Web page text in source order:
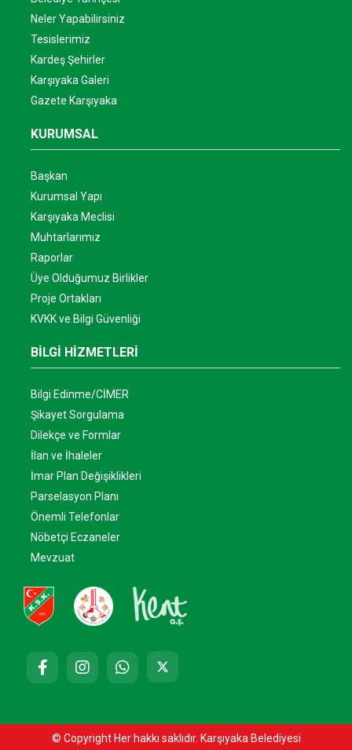
Neler Yapabilirsiniz
Tesislerimiz
Kardeş Şehirler
Karşıyaka Galeri
Gazete Karşıyaka
KURUMSAL
Başkan
Kurumsal Yapı
Karşıyaka Meclisi
Muhtarlarımız
Raporlar
Üye Olduğumuz Birlikler
Proje Ortakları
KVKK ve Bilgi Güvenliği
BİLGİ HİZMETLERİ
Bilgi Edinme/CİMER
Şikayet Sorgulama
Dilekçe ve Formlar
İlan ve İhaleler
İmar Plan Değişiklikleri
Parselasyon Planı
Önemli Telefonlar
Nöbetçi Eczaneler
Mevzuat
© Copyright Her hakkı saklıdır. Karşıyaka Belediyesi